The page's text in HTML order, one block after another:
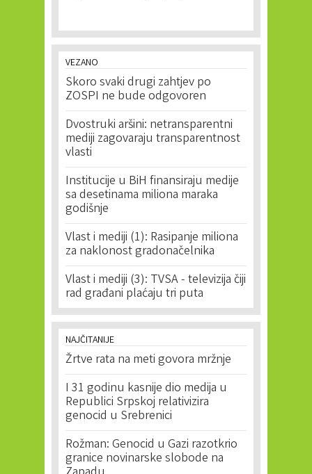
VEZANO
Skoro svaki drugi zahtjev po
ZOSPI ne bude odgovoren
Dvostruki aršini: netransparentni
mediji zagovaraju transparentnost
vlasti
Institucije u BiH finansiraju medije
sa desetinama miliona maraka
godišnje
Vlast i mediji (1): Rasipanje miliona
za naklonost gradonačelnika
Vlast i mediji (3): TVSA - televizija čiji
rad građani plaćaju tri puta
NAJČITANIJE
Žrtve rata na meti govora mržnje
I 31 godinu kasnije dio medija u
Republici Srpskoj relativizira
genocid u Srebrenici
Rožman: Genocid u Gazi razotkrio
granice novinarske slobode na